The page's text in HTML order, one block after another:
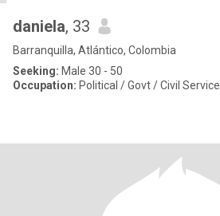
daniela, 33
Barranquilla, Atlántico, Colombia
Seeking: Male 30 - 50
Occupation: Political / Govt / Civil Service